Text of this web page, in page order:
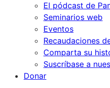
El pódcast de
Seminarios web
Eventos
Recaudaciones
Comparta su
Suscríbase a
Donar